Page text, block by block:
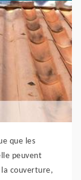
que les
peuvent
la couverture,